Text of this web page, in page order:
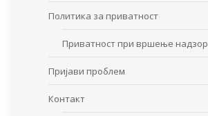
Политика за приватност
Приватност при вршење надзор
Пријави проблем
Контакт